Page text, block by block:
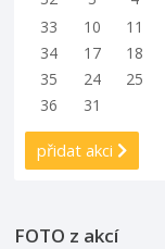
33
10 11
34
17 18
35
24 25
36
31
přidat akci
FOTO z akcí